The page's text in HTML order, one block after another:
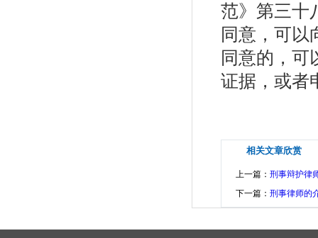
范》第三十
同意，可以
同意的，可
证据，或者
相关文章欣赏
上一篇： 刑事辩护律
下一篇： 刑事律师的